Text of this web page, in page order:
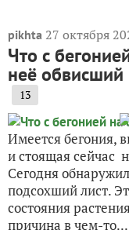
pikhta 27 октября
Что с
неё
13
Имеется бегония,
и стоящая сейчас
Сегодня
подсохший лист.
состояния
причина в чем-то...